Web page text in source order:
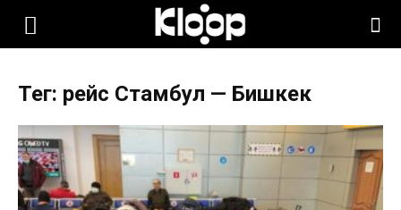
KLOOP.KG
Новости
Тег: рейс Стамбул — Бишкек